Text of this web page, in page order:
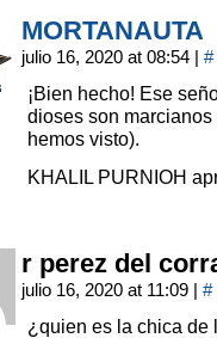
MORTANAUTA
julio 16, 2020 at 08:54 | #
¡Bien hecho! Ese
dioses son
hemos visto).
KHALIL PURNIOH
r perez del
julio 16, 2020 at 11:09 | #
¿quien es la chica de